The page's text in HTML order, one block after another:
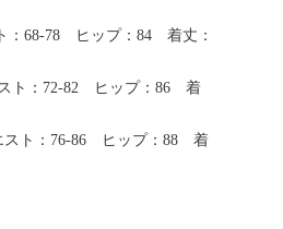
68-78 ヒップ：84 着丈：
ト：72-82 ヒップ：86 着
ト：76-86 ヒップ：88 着